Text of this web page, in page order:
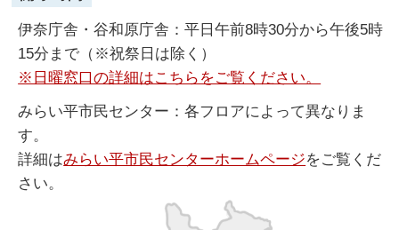
伊奈庁舎・谷和原庁舎：平日午前8時30分から午後5時
15分まで（※祝祭日は除く）
※日曜窓口の詳細はこちらをご覧ください。
みらい平市民センター：各フロアによって異なりま
す。
詳細はみらい平市民センターホームページをご覧くだ
さい。